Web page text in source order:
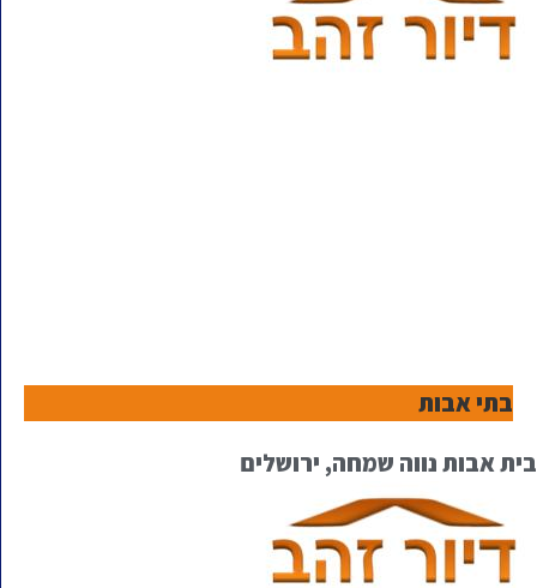
בתי אבות
בית אבות נווה שמחה, ירושלים